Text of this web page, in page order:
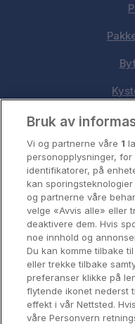
Om
Bruk av
Vi og partnerne våre 1
personopplysninger,
identifikatorer, på
kan
og partnerne våre
velge «Avvis alle» eller
deaktivere dem. Hvis
noe innhold og
Du kan komme tilbake
eller trekke tilbake
preferanser klikke på
flytende ikonet nederst
effekt i vår Nettsted.
våre Personvern